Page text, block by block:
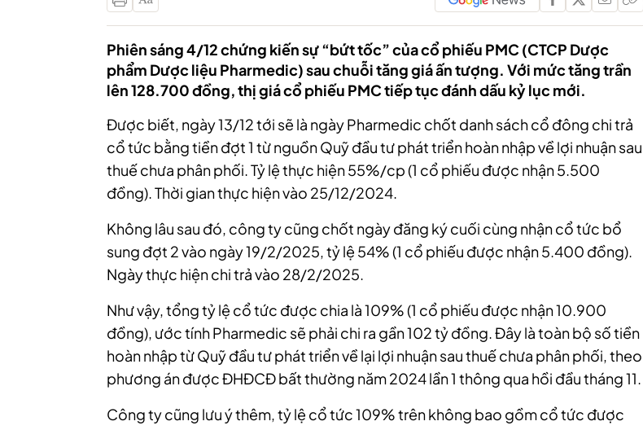
Phiên sáng 4/12 chứng kiến sự “bứt tốc” của cổ phiếu PMC (CTCP Dược
phẩm Dược liệu Pharmedic) sau chuỗi tăng giá ấn tượng. Với mức tăng trần
lên 128.700 đồng, thị giá cổ phiếu PMC tiếp tục đánh dấu kỷ lục mới.
Được biết, ngày 13/12 tới sẽ là ngày Pharmedic chốt danh sách cổ đông chi trả
cổ tức bằng tiền đợt 1 từ nguồn Quỹ đầu tư phát triển hoàn nhập về lợi nhuận sau
thuế chưa phân phối. Tỷ lệ thực hiện 55%/cp (1 cổ phiếu được nhận 5.500
đồng). Thời gian thực hiện vào 25/12/2024.
Không lâu sau đó, công ty cũng chốt ngày đăng ký cuối cùng nhận cổ tức bổ
sung đợt 2 vào ngày 19/2/2025, tỷ lệ 54% (1 cổ phiếu được nhận 5.400 đồng).
Ngày thực hiện chi trả vào 28/2/2025.
Như vậy, tổng tỷ lệ cổ tức được chia là 109% (1 cổ phiếu được nhận 10.900
đồng), ước tính Pharmedic sẽ phải chi ra gần 102 tỷ đồng. Đây là toàn bộ số tiền
hoàn nhập từ Quỹ đầu tư phát triển về lại lợi nhuận sau thuế chưa phân phối, theo
phương án được ĐHĐCĐ bất thường năm 2024 lần 1 thông qua hồi đầu tháng 11.
Công ty cũng lưu ý thêm, tỷ lệ cổ tức 109% trên không bao gồm cổ tức được